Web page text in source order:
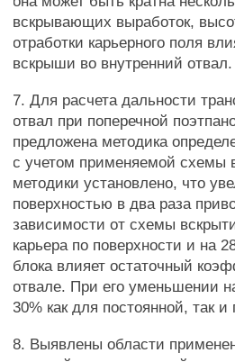
вскрывающих выработок,
отработки карьерного поля
вскрыши во внутренний отвал.
7. Для расчета дальности
отвал при поперечной
предложена методика
с учетом применяемой схемы
методики установлено, что
поверхностью в два раза
зависимости от схемы
карьера по поверхности и на
блока влияет остаточный
отвале. При его уменьшении
30% как для постоянной, так
8. Выявлены области